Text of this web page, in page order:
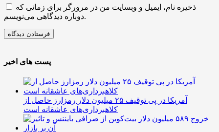
ذخیره نام، ایمیل و وبسایت من در مرورگر برای زمانی که
دوباره دیدگاهی می‌نویسم.
پست های اخیر
آمریکا در پی توقیف ۲۵ میلیون دلار رمزارز حاصل از
کلاهبرداری‌های عاشقانه است